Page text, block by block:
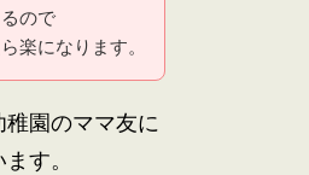
ので
楽になります。
園のママ友に
す。